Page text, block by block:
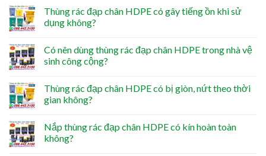
Thùng rác đạp chân HDPE có gây tiếng ồn khi sử
dụng không?
Có nên dùng thùng rác đạp chân HDPE trong nhà vệ
sinh công cộng?
Thùng rác đạp chân HDPE có bị giòn, nứt theo thời
gian không?
Nắp thùng rác đạp chân HDPE có kín hoàn toàn
không?